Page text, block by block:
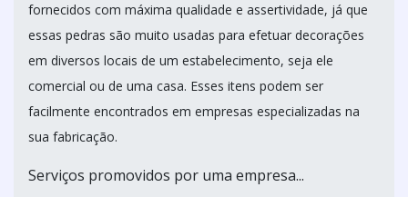
fornecidos com máxima qualidade e assertividade, já que
essas pedras são muito usadas para efetuar decorações
em diversos locais de um estabelecimento, seja ele
comercial ou de uma casa. Esses itens podem ser
facilmente encontrados em empresas especializadas na
sua fabricação.
Serviços promovidos por uma empresa...